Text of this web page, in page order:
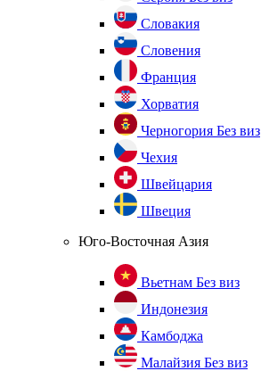
Словакия
Словения
Франция
Хорватия
Черногория Без виз
Чехия
Швейцария
Швеция
Юго-Восточная Азия
Вьетнам Без виз
Индонезия
Камбоджа
Малайзия Без виз